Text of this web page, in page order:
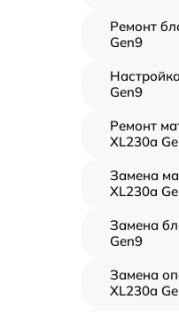
Ремонт
Gen9
Gen9
Ремонт
XL230a
Замена
XL230a
Замена
Gen9
Замена
XL230a